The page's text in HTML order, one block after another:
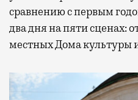
сравнению с первым
два дня на пяти сценах:
местных Дома культуры